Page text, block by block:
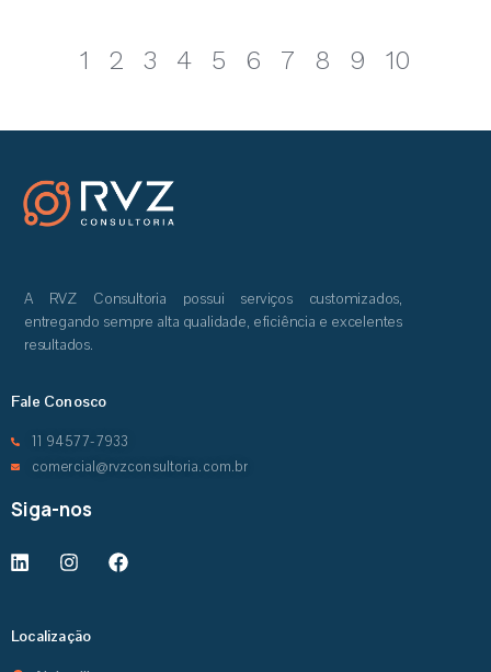
1 2 3 4 5 6 7 8 9 10
A RVZ Consultoria possui serviços customizados,
entregando sempre alta qualidade, eficiência e excelentes
resultados.
Fale Conosco
11 94577-7933
comercial@rvzconsultoria.com.br
Siga-nos
Localização